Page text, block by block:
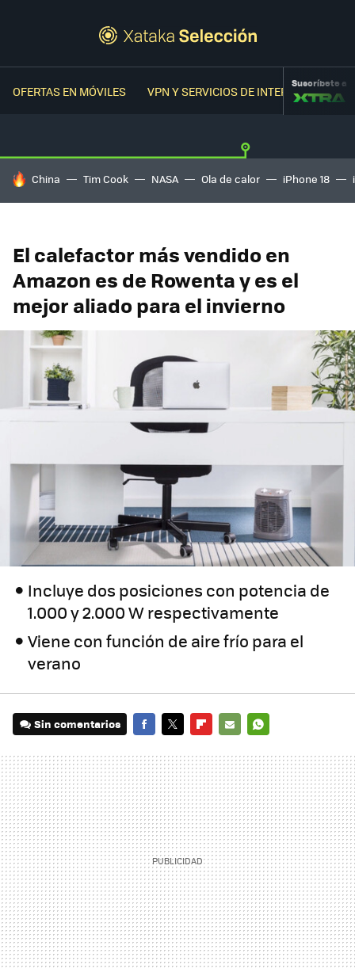
OFERTAS EN MÓVILES VPN Y SERVICIOS DE INTERNETSuscríbete a
HOY SE HABLA DE
China Tim Cook NASA Ola de calor iPhone 18
El calefactor más vendido en
Amazon es de Rowenta y es el
mejor aliado para el invierno
Incluye dos posiciones con potencia de
1.000 y 2.000 W respectivamente
Viene con función de aire frío para el
verano
Sin comentarios
MAIL